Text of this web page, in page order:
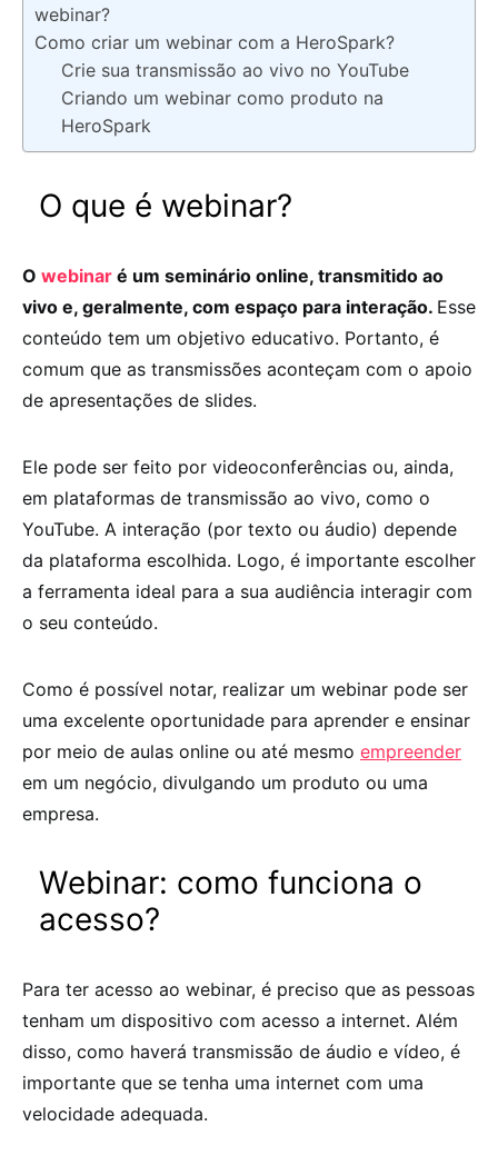
webinar?
Como criar um webinar com a HeroSpark?
Crie sua transmissão ao vivo no YouTube
Criando um webinar como produto na
HeroSpark
O que é webinar?
O webinar é um seminário online, transmitido ao
vivo e, geralmente, com espaço para interação. Esse
conteúdo tem um objetivo educativo. Portanto, é
comum que as transmissões aconteçam com o apoio
de apresentações de slides.
Ele pode ser feito por videoconferências ou, ainda,
em plataformas de transmissão ao vivo, como o
YouTube. A interação (por texto ou áudio) depende
da plataforma escolhida. Logo, é importante escolher
a ferramenta ideal para a sua audiência interagir com
o seu conteúdo.
Como é possível notar, realizar um webinar pode ser
uma excelente oportunidade para aprender e ensinar
por meio de aulas online ou até mesmo empreender
em um negócio, divulgando um produto ou uma
empresa.
Webinar: como funciona o
acesso?
Para ter acesso ao webinar, é preciso que as pessoas
tenham um dispositivo com acesso a internet. Além
disso, como haverá transmissão de áudio e vídeo, é
importante que se tenha uma internet com uma
velocidade adequada.